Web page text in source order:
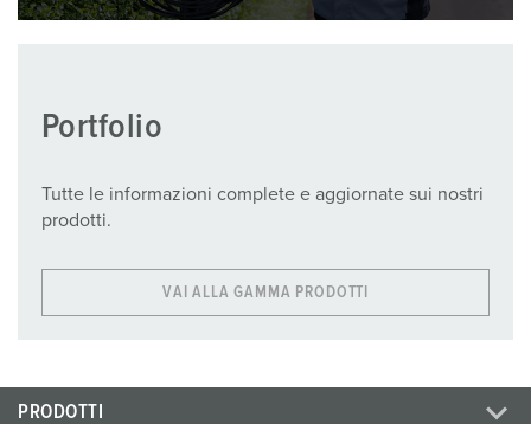
Portfolio
Tutte le informazioni complete e aggiornate sui nostri
prodotti.
VAI ALLA GAMMA PRODOTTI
PRODOTTI